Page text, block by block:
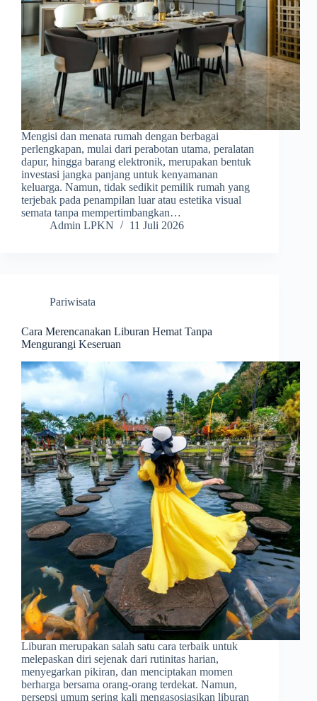
Mengisi dan menata rumah dengan berbagai
perlengkapan, mulai dari perabotan utama, peralatan
dapur, hingga barang elektronik, merupakan bentuk
investasi jangka panjang untuk kenyamanan
keluarga. Namun, tidak sedikit pemilik rumah yang
terjebak pada penampilan luar atau estetika visual
semata tanpa mempertimbangkan…
Admin LPKN
11 Juli 2026
Pariwisata
Cara Merencanakan Liburan Hemat Tanpa
Mengurangi Keseruan
Liburan merupakan salah satu cara terbaik untuk
melepaskan diri sejenak dari rutinitas harian,
menyegarkan pikiran, dan menciptakan momen
berharga bersama orang-orang terdekat. Namun,
persepsi umum sering kali mengasosiasikan liburan